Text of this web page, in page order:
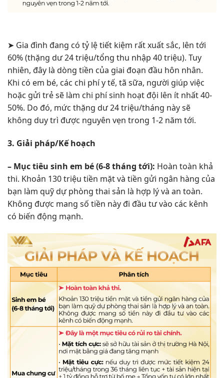
➤ Gia đình đang có tỷ lệ tiết kiệm rất xuất sắc, lên tới
60% (thặng dư 24 triệu/tổng thu nhập 40 triệu). Tuy
nhiên, đây là dòng tiền của giai đoạn đầu hôn nhân.
Khi có em bé, các chi phí y tế, tã sữa, người giúp việc
hoặc gửi trẻ sẽ làm chi phí sinh hoạt đội lên ít nhất 40-
50%. Do đó, mức thặng dư 24 triệu/tháng này sẽ
không duy trì được nguyên vẹn trong 1-2 năm tới.
3. Giải pháp/Kế hoạch
– Mục tiêu sinh em bé (6-8 tháng tới): Hoàn toàn khả
thi. Khoản 130 triệu tiền mặt và tiền gửi ngân hàng của
bạn làm quỹ dự phòng thai sản là hợp lý và an toàn.
Không được mang số tiền này đi đầu tư vào các kênh
có biến động mạnh.